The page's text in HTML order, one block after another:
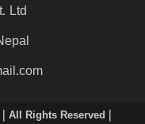
Ltd
All Rights Reserved |